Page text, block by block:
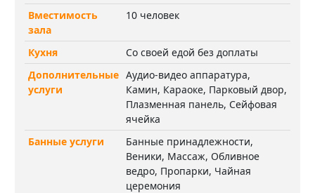
Вместимость
зала
10 человек
Кухня
Со своей едой без доплаты
Дополнительные
услуги
Аудио-видео аппаратура,
Камин, Караоке, Парковый двор,
Плазменная панель, Сейфовая
ячейка
Банные услуги
Банные принадлежности,
Веники, Массаж, Обливное
ведро, Пропарки, Чайная
церемония